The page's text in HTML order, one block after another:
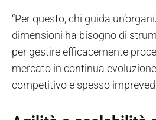
“Per questo, chi guida
dimensioni ha bisogno di
per gestire efficacemente
mercato in continua
competitivo e spesso